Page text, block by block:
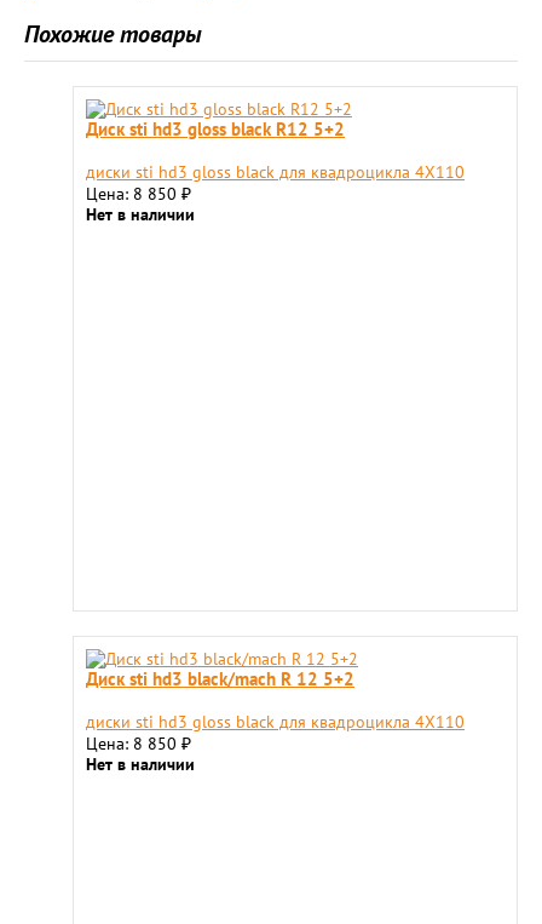
Похожие товары
Диск sti hd3 gloss black R12 5+2
диски sti hd3 gloss black для квадроцикла 4X110
Цена: 8 850 ₽
Нет в наличии
Диск sti hd3 black/mach R 12 5+2
диски sti hd3 gloss black для квадроцикла 4X110
Цена: 8 850 ₽
Нет в наличии